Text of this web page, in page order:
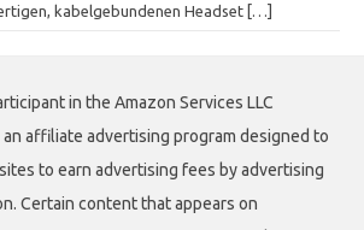
kabelgebundenen Headset […]
in the Amazon Services LLC
an affiliate advertising program designed to
to earn advertising fees by advertising
Certain content that appears on